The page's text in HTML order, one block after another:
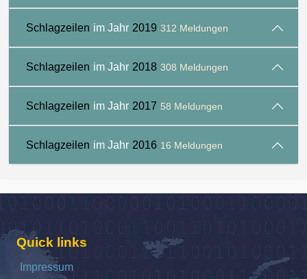
Schlagzeilen im Jahr 2019 312 Meldungen
Schlagzeilen im Jahr 2018 308 Meldungen
Schlagzeilen im Jahr 2017 58 Meldungen
Schlagzeilen im Jahr 2016 16 Meldungen
Quick links
Impressum